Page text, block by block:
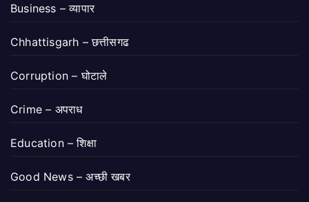
Business – व्यापार
Chhattisgarh – छत्तीसगढ
Corruption – घोटाले
Crime – अपराध
Education – शिक्षा
Good News – अच्छी खबर